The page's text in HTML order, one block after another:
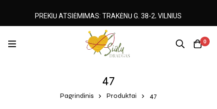
0
47
Pagrindinis Produktai 47
PREKIŲ ATSIĖMIMAS: TRAKĖNŲ G. 38-2, VILNIUS